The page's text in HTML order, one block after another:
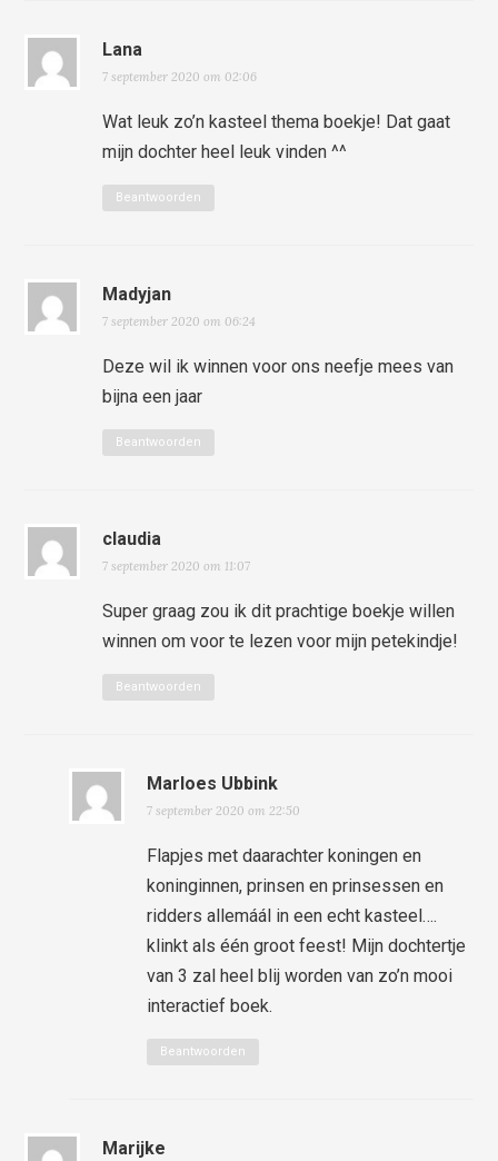
Lana
7 september 2020 om 02:06
Wat leuk zo’n kasteel thema boekje! Dat gaat
mijn dochter heel leuk vinden ^^
Beantwoorden
Madyjan
7 september 2020 om 06:24
Deze wil ik winnen voor ons neefje mees van
bijna een jaar
Beantwoorden
claudia
7 september 2020 om 11:07
Super graag zou ik dit prachtige boekje willen
winnen om voor te lezen voor mijn petekindje!
Beantwoorden
Marloes Ubbink
7 september 2020 om 22:50
Flapjes met daarachter koningen en
koninginnen, prinsen en prinsessen en
ridders allemáál in een echt kasteel….
klinkt als één groot feest! Mijn dochtertje
van 3 zal heel blij worden van zo’n mooi
interactief boek.
Beantwoorden
Marijke